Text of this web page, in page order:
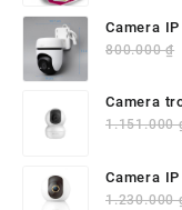
Camera
mã:
800.000₫
Camera
1.151.000
Camera
1.230.000